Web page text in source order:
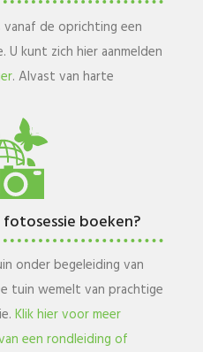
de oprichting een
U kunt zich hier aanmelden
. Alvast van harte
boeken?
onder begeleiding van
tuin wemelt van prachtige
Klik hier voor meer
een rondleiding of